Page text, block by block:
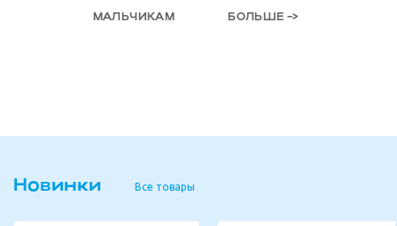
МАЛЬЧИКАМ БОЛЬШЕ ->
Новинки Все товары